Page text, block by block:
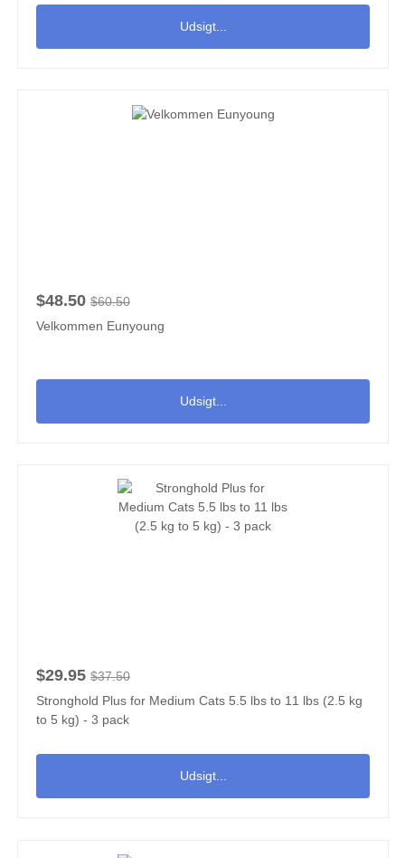
det øverste lag og imod for at få dem, der er svære at nå
Udsigt...
$48.50 $60.50
Velkommen Eunyoung
Udsigt...
$29.95 $37.50
Stronghold Plus for Medium Cats 5.5 lbs to 11 lbs (2.5 kg
to 5 kg) - 3 pack
Udsigt...